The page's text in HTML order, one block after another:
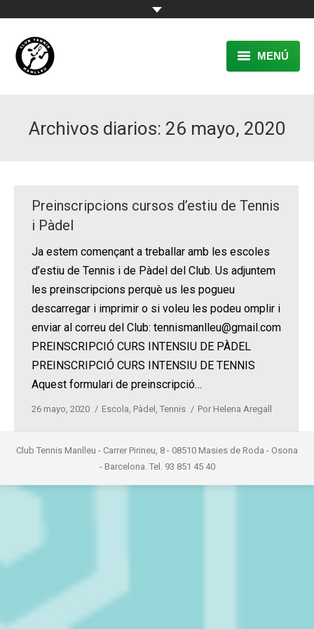
MENÚ
RESERVA
CONTACTE
Archivos diarios: 26 mayo, 2020
Preinscripcions cursos d’estiu de Tennis
i Pàdel
Ja estem començant a treballar amb les escoles
d’estiu de Tennis i de Pàdel del Club. Us adjuntem
les preinscripcions perquè us les pogueu
descarregar i imprimir o si voleu les podeu omplir i
enviar al correu del Club: tennismanlleu@gmail.com
PREINSCRIPCIÓ CURS INTENSIU DE PÀDEL
PREINSCRIPCIÓ CURS INTENSIU DE TENNIS
Aquest formulari de preinscripció…
26 mayo, 2020 Escola, Pàdel , Tennis Por Helena Aregall
Club Tennis Manlleu - Carrer Pirineu, 8 - 08510 Masies de Roda - Osona
- Barcelona. Tel. 93 851 45 40